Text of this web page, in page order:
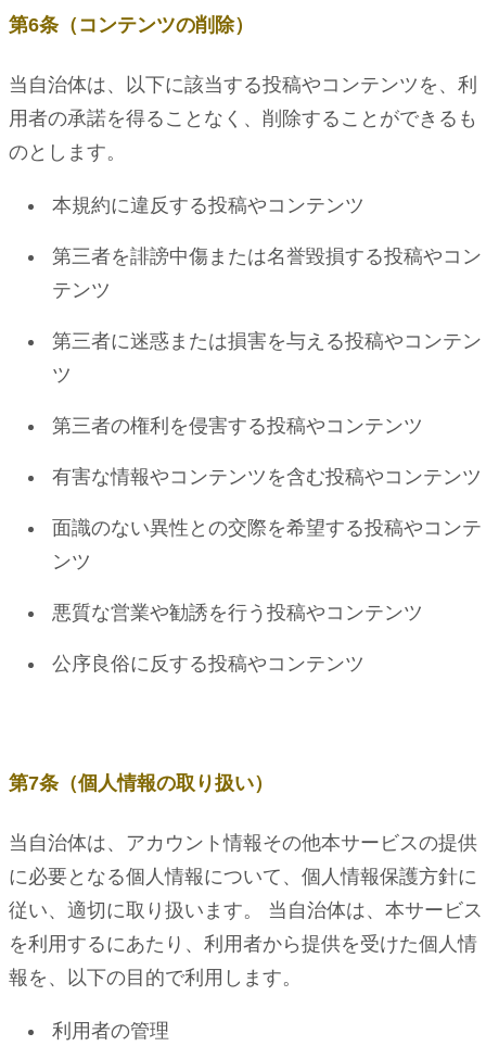
第6条（コンテンツの削除）
当自治体は、以下に該当する投稿やコンテンツを、利
用者の承諾を得ることなく、削除することができるも
のとします。
本規約に違反する投稿やコンテンツ
第三者を誹謗中傷または名誉毀損する投稿やコン
テンツ
第三者に迷惑または損害を与える投稿やコンテン
ツ
第三者の権利を侵害する投稿やコンテンツ
有害な情報やコンテンツを含む投稿やコンテンツ
面識のない異性との交際を希望する投稿やコンテ
ンツ
悪質な営業や勧誘を行う投稿やコンテンツ
公序良俗に反する投稿やコンテンツ
第7条（個人情報の取り扱い）
当自治体は、アカウント情報その他本サービスの提供
に必要となる個人情報について、個人情報保護方針に
従い、適切に取り扱います。 当自治体は、本サービス
を利用するにあたり、利用者から提供を受けた個人情
報を、以下の目的で利用します。
利用者の管理